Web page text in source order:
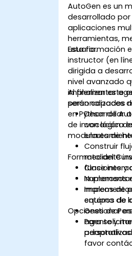
AutoGen es un
desarrollado
aplicaciones
herramientas,
usuario.
Esta formación
instructor (en
dirigida a
nivel avanzado
implementar
personalizados
en Python de
de invocación
modulares de
Al finalizar este
serán capaces
Desarrollar
con lógica
Construir
mediante
funciones y
marcos de
equipos de
Gestionar
agente y
Formato del
Clase
Numerosos
entorno de
Opciones de
Para
favor